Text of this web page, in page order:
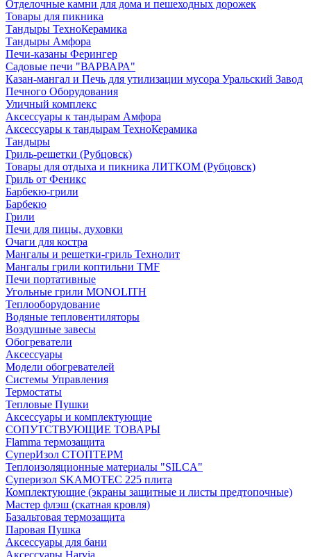
Отделочные камни для дома и пешеходных дорожек
Товары для пикника
Тандыры ТехноКерамика
Тандыры Амфора
Печи-казаны Ферингер
Садовые печи "ВАРВАРА"
Казан-мангал и Печь для утилизации мусора Уральский Завод
Печного Оборудования
Уличный комплекс
Аксессуары к тандырам Амфора
Аксессуары к тандырам ТехноКерамика
Тандыры
Гриль-решетки (Рубцовск)
Товары для отдыха и пикника ЛИТКОМ (Рубцовск)
Гриль от Феникс
Барбекю-грили
Барбекю
Грили
Печи для пицы, духовки
Очаги для костра
Мангалы и решетки-гриль Технолит
Мангалы грили коптильни TMF
Печи портативные
Угольные грили MONOLITH
Теплооборудование
Водяные тепловентиляторы
Воздушные завесы
Обогреватели
Аксессуары
Модели обогревателей
Системы Управления
Термостаты
Тепловые Пушки
Аксессуары и комплектующие
СОПУТСТВУЮЩИЕ ТОВАРЫ
Flamma термозащита
СуперИзол СТОПТЕРМ
Теплоизоляционные материалы "SILCA"
Суперизол SKAMOTEC 225 плита
Комплектующие (экраны защитные и листы предтопочные)
Мастер флэш (скатная кровля)
Базальтовая термозащита
Паровая Пушка
Аксессуары для бани
Аксессуары Harvia